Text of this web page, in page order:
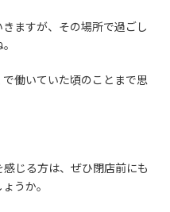
ますが、その場所で過ごし
働いていた頃のことまで思
じる方は、ぜひ閉店前にも
うか。